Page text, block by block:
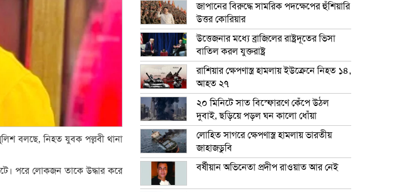
বলছে, নিহত যুবক পল্লবী থানা
পরে লোকজন তাকে উদ্ধার করে
জাপানের বিরুদ্ধে সামরিক পদক্ষেপের হুঁশিয়ারি
উত্তর কোরিয়ার
উত্তেজনার মধ্যে ব্রাজিলের রাষ্ট্রদূতের ভিসা
বাতিল করল যুক্তরাষ্ট্র
রাশিয়ার ক্ষেপণাস্ত্র হামলায় ইউক্রেনে নিহত ১৪,
আহত ২৭
২০ মিনিটে সাত বিস্ফোরণে কেঁপে উঠল
দুবাই, ছড়িয়ে পড়ল ঘন কালো ধোঁয়া
লোহিত সাগরে ক্ষেপণাস্ত্র হামলায় ভারতীয়
জাহাজডুবি
বর্ষীয়ান অভিনেতা প্রদীপ রাওয়াত আর নেই